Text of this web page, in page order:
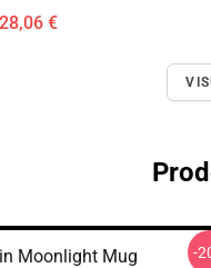
€
Moonlight Mug -